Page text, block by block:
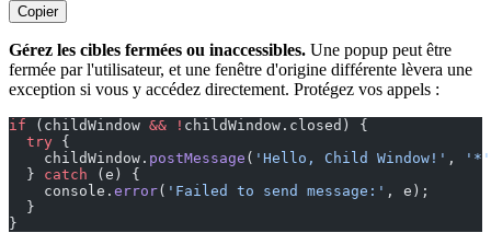
Copier
Gérez les cibles fermées ou inaccessibles. Une popup peut être
fermée par l'utilisateur, et une fenêtre d'origine différente lèvera une
exception si vous y accédez directement. Protégez vos appels :
if (childWindow && ! childWindow.closed) {
  try
{
    childWindow.
postMessage ( 'Hello, Child Window!' ,
'*'
  }
catch (e) {
    console.
error( 'Failed to send message:' , e);
  }
}